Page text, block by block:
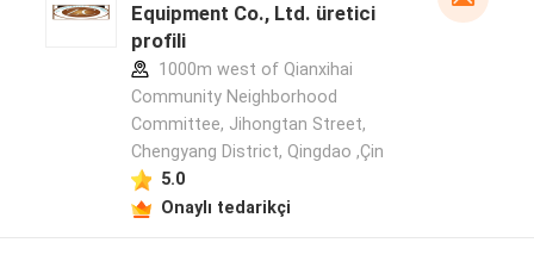
Equipment Co., Ltd. üretici
profili
1000m west of Qianxihai
Community Neighborhood
Committee, Jihongtan Street,
Chengyang District, Qingdao ,Çin
5.0
Onaylı tedarikçi